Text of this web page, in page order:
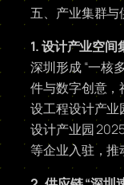
五、产业集群与
1. 设计产业空间
深圳形成 “一核
件与数字创意
设工程设计产
设计产业园
等企业入驻，推